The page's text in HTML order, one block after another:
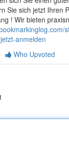
Sie sich jetzt Ihren
! Wir bieten
anmelden
Who Upvoted